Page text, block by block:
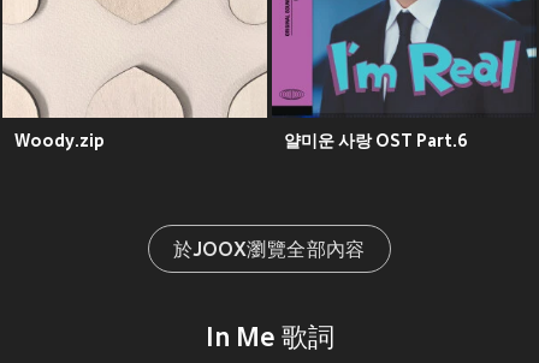
Woody.zip 얄미운 사랑 OST Part.6
於JOOX瀏覽全部內容
In Me 歌詞